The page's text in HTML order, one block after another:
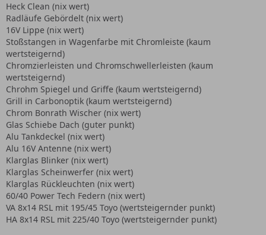
Heck Clean (nix wert)
Radläufe Gebördelt (nix wert)
16V Lippe (nix wert)
Stoßstangen in Wagenfarbe mit Chromleiste (kaum
wertsteigernd)
Chromzierleisten und Chromschwellerleisten (kaum
wertsteigernd)
Chrohm Spiegel und Griffe (kaum wertsteigernd)
Grill in Carbonoptik (kaum wertsteigernd)
Chrom Bonrath Wischer (nix wert)
Glas Schiebe Dach (guter punkt)
Alu Tankdeckel (nix wert)
Alu 16V Antenne (nix wert)
Klarglas Blinker (nix wert)
Klarglas Scheinwerfer (nix wert)
Klarglas Rückleuchten (nix wert)
60/40 Power Tech Federn (nix wert)
VA 8x14 RSL mit 195/45 Toyo (wertsteigernder punkt)
HA 8x14 RSL mit 225/40 Toyo (wertsteigernder punkt)